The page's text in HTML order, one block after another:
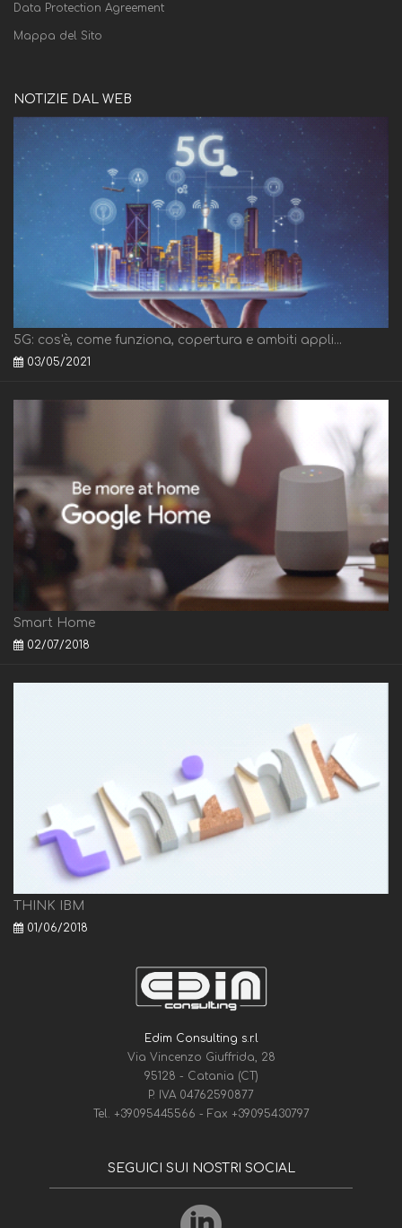
Data Protection Agreement
Mappa del Sito
NOTIZIE DAL WEB
5G: cos'è, come funziona, copertura e ambiti appli...
03/05/2021
Smart Home
02/07/2018
THINK IBM
01/06/2018
Edim Consulting s.r.l
Via Vincenzo Giuffrida, 28
95128 - Catania (CT)
P. IVA 04762590877
Tel. +39095445566 - Fax +39095430797
SEGUICI SUI NOSTRI SOCIAL